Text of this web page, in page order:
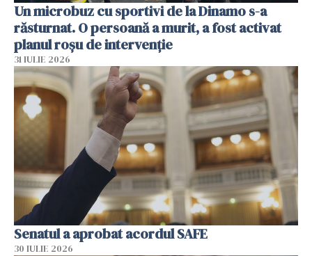
Un microbuz cu sportivi de la Dinamo s-a
răsturnat. O persoană a murit, a fost activat
planul roșu de intervenție
31 IULIE 2026
Senatul a aprobat acordul SAFE
30 IULIE 2026